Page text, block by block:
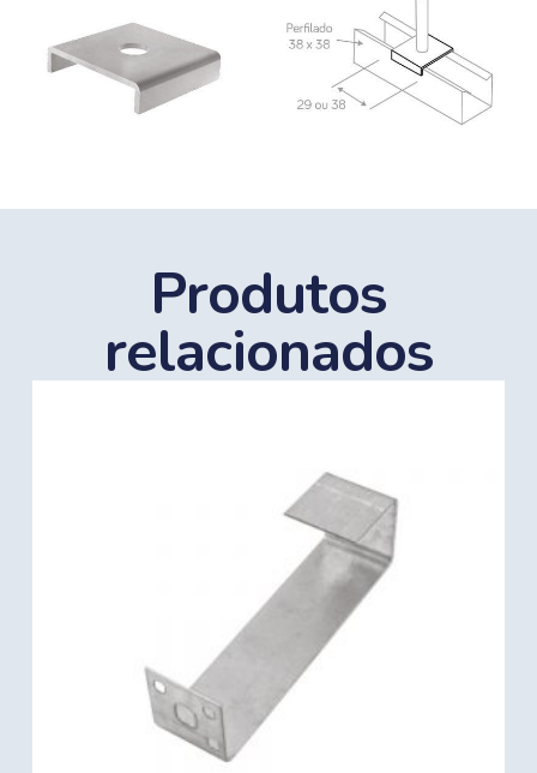
Produtos
relacionados